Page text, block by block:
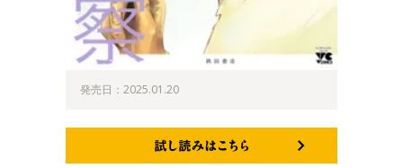
発売日：2025.01.20